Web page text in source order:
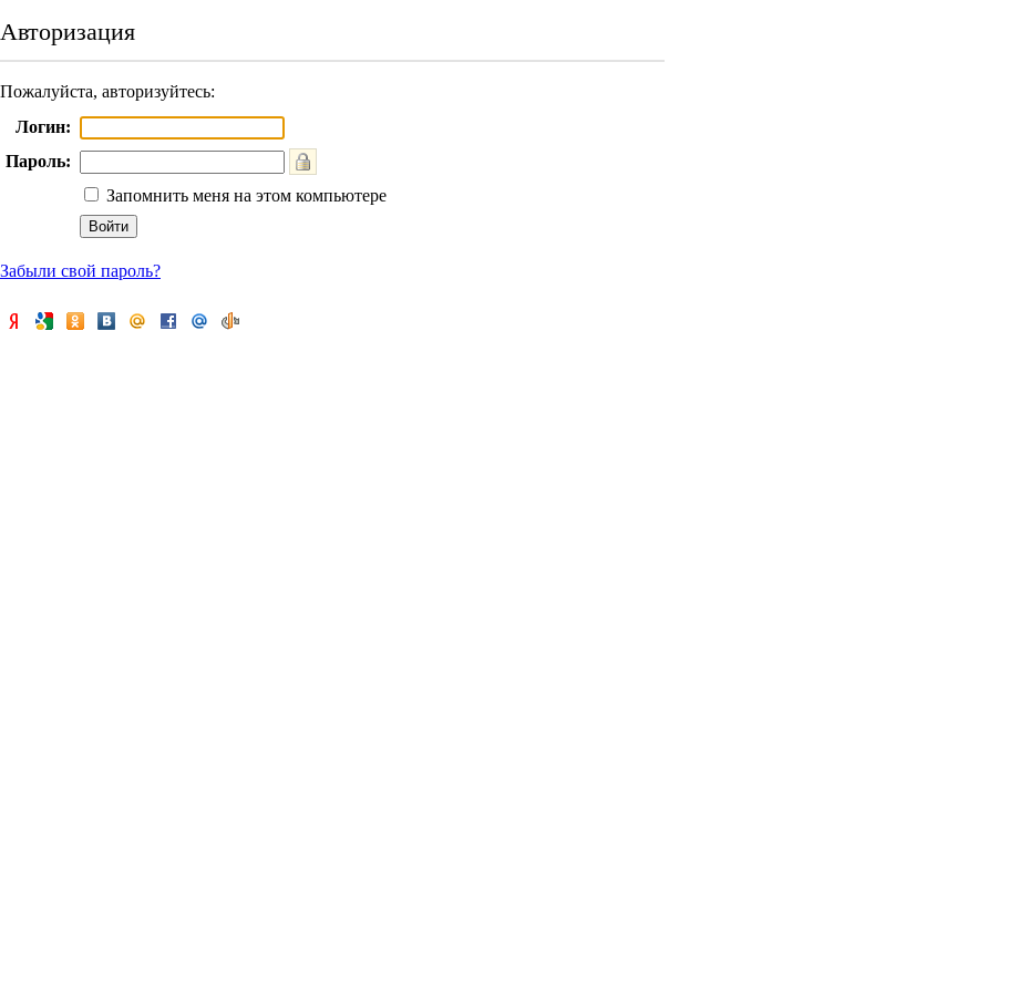
Авторизация
Пожалуйста, авторизуйтесь:
Логин:
Пароль:
Запомнить меня на этом компьютере
Забыли свой пароль?